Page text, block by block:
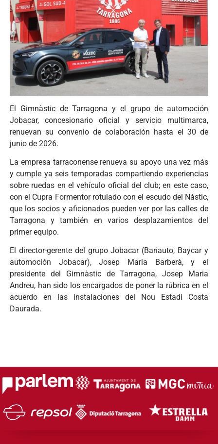
El Gimnàstic de Tarragona y el grupo de automoción
Jobacar, concesionario oficial y servicio multimarca,
renuevan su convenio de colaboración hasta el 30 de
junio de 2026.
La empresa tarraconense renueva su apoyo una vez más
y cumple ya seis temporadas compartiendo experiencias
sobre ruedas en el vehículo oficial del club; en este caso,
con el Cupra Formentor rotulado con el escudo del Nàstic,
que los socios y aficionados pueden ver por las calles de
Tarragona y también en varios desplazamientos del
primer equipo.
El director-gerente del grupo Jobacar (Bariauto, Baycar y
automoción Jobacar), Josep Maria Barberà, y el
presidente del Gimnàstic de Tarragona, Josep Maria
Andreu, han sido los encargados de poner la rúbrica en el
acuerdo en las instalaciones del Nou Estadi Costa
Daurada.